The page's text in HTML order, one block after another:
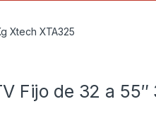
Xtech XTA325
Fijo de 32 a